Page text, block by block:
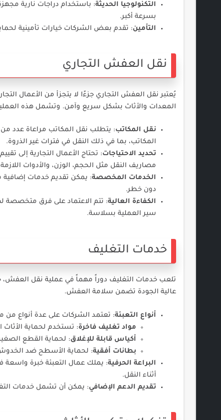
التكنولوجيا الحديثة: باستخدام دراجات نارية
بسرعة أكبر.
التأمين: تقدم بعض الشركات خيارات تأمينية
نقل العفش التجاري
يُعتبر نقل العفش التجاري جزءًا لا يتجزأ من الأعمال
المعدات والأثاث بشكل سريع وآمن. وتشمل هذه
نقل المكاتب: يتطلب نقل المكاتب مراعاة عدد
المكاتب، بما في ذلك النقل في فترات غير الذروة.
تحديد الاحتياجات: تحتاج الأعمال التجارية إلى
مصاريف النقل مثل الحجم، الوزن، والأدوات
الخدمات المخصصة: يمكن تقديم خدمات إضافية
دون خطر.
الكفاءة العالية: تتم الاعتماد على فرق متخصصة
سير العملية بسلاسة.
خدمات التغليف
تلعب خدمات التغليف دوراً مهماً في عملية نقل
عالية الجودة تضمن سلامة العفش.
أنواع التعبئة: تعتمد الشركات على عدة أنواع من
مواد تغليف فاخرة: تستخدم لحماية الأثاث
أكياس قابلة للإغلاق: لحماية القطع
بطانات أفقية: لحماية الأسطح ضد
البراعة الحرفية: يملك عمال التعبئة خبرة واسعة
أثناء النقل.
تقديم الدعم الإضافي: يمكن أن تشمل خدمات